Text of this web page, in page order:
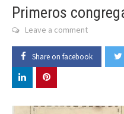
Primeros
Leave a comment
Share on facebook